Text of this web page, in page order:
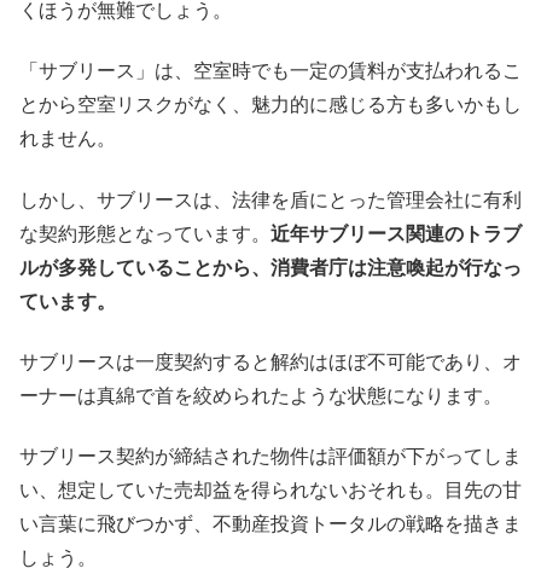
くほうが無難でしょう。
「サブリース」は、空室時でも一定の賃料が支払われるこ
とから空室リスクがなく、魅力的に感じる方も多いかもし
れません。
しかし、サブリースは、法律を盾にとった管理会社に有利
な契約形態となっています。 近年サブリース関連のトラブ
ルが多発していることから、消費者庁は注意喚起が行なっ
ています。
サブリースは一度契約すると解約はほぼ不可能であり、オ
ーナーは真綿で首を絞められたような状態になります。
サブリース契約が締結された物件は評価額が下がってしま
い、想定していた売却益を得られないおそれも。目先の甘
い言葉に飛びつかず、不動産投資トータルの戦略を描きま
しょう。